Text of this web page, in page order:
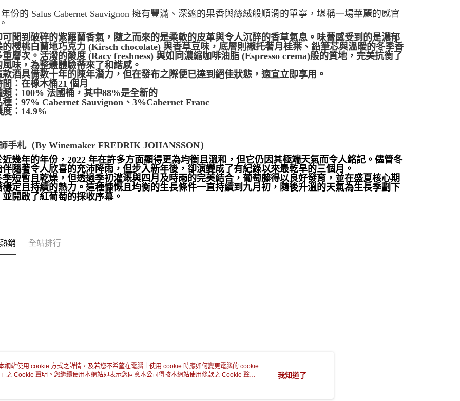
年份的 Salus Cabernet Sauvignon擁有豐滿、深邃的果香與絲絨般順滑的單寧，堪稱一場華麗的感官
可聞到破碎的紫羅蘭香氣，隨之而來的是柔軟的皮革與令人沉醉的香草氣息。味蕾感受到的是濃郁
的櫻桃白蘭地巧克力 (Kirsch chocolate)與香草豆味，底層則襯托著月桂葉、鉛筆芯與溫暖的冬季香
重層次。活潑的酸度 (Racy freshness)與如同濃縮咖啡油脂 (Espresso crema)般的質地，完美抗衡了
味，為整體體驗帶來了和諧感。
款酒具備數十年的陳年潛力，但在發布之際便已達到絕佳狀態，適宜立即享用。
間：在橡木桶21個月
類 ： 100%法國桶，其中88%是全新的
種：97% Cabernet Sauvignon 、3%Cabernet Franc
： 14.9%
手札（By Winemaker FREDRIK JOHANSSON）
近幾年的年份，2022年在許多方面顯得更為均衡且溫和，但它仍因其極端天氣而令人銘記。儘管冬
伴隨著令人欣喜的充沛降雨，但步入新年後，卻演變成了有紀錄以來最乾旱的三個月。
季短暫且乾燥，但透過季初灌溉與四月及時雨的完美結合，葡萄藤得以良好發育，並在盛夏核心期
穩定且持續的熱力。這種慷慨且均衡的生長條件一直持續到九月初，隨後升溫的天氣為生長季劃下
開啟了紅葡萄的採收序幕。
銷 全站排行
關於我們 客服資訊
網站使用 cookie 方式之詳情，及若您不希望在電腦上使用 cookie 時應如何變更電腦的 cookie
」之 Cookie 聲明。您繼續使用本網站即表示您同意本公司得按本網站使用條款之 Cookie 聲明
我知道了